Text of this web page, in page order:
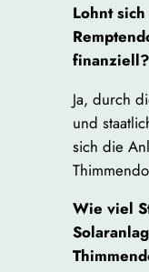
Lohnt
finanziell?
Ja, durch
und
sich die
Wie viel